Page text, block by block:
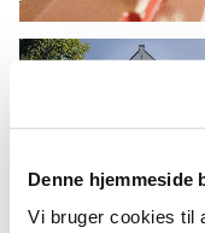
Denne hjemmeside
Vi bruger cookies til